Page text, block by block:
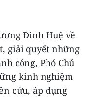
Đình Huệ về
giải quyết những
công, Phó Chủ
kinh nghiệm
cứu, áp dụng